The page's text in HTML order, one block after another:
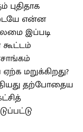
என்ன
இப்படி
மறுக்கிறது?
தற்போதைய